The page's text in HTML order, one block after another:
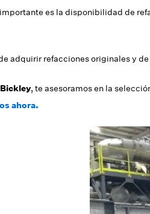
es la disponibilidad de
adquirir refacciones originales y
, te asesoramos en la
ahora.